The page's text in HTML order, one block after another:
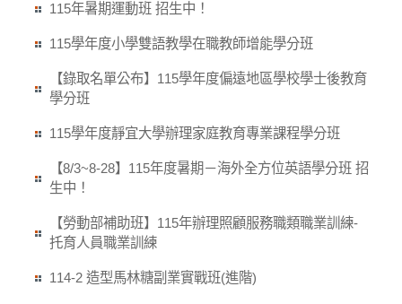
115年暑期運動班 招生中！
115學年度小學雙語教學在職教師增能學分班
【錄取名單公布】115學年度偏遠地區學校學士後教育
學分班
115學年度靜宜大學辦理家庭教育專業課程學分班
【8/3~8-28】115年度暑期－海外全方位英語學分班 招
生中！
【勞動部補助班】115年辦理照顧服務職類職業訓練-
托育人員職業訓練
114-2 造型馬林糖副業實戰班(進階)